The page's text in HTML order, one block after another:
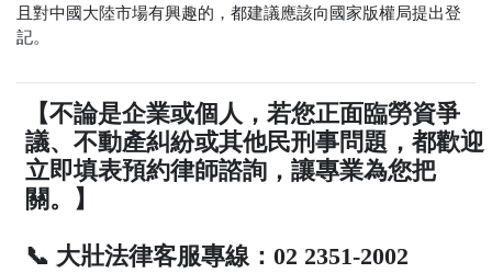
且對中國大陸市場有興趣的，都建議應該向國家版權局提出登
記。
【不論是企業或個人，若您正面臨勞資爭
議、不動產糾紛或其他民刑事問題，都歡迎
立即填表預約律師諮詢，讓專業為您把
關。】
📞 大壯法律客服專線：02 2351-2002